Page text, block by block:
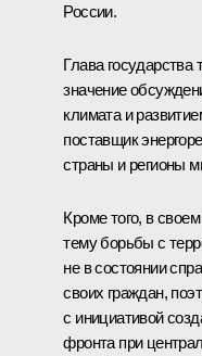
России.
Глава государства
значение
климата и
поставщик
страны и регионы
Кроме того, в
тему борьбы с
не в состоянии
своих граждан,
с инициативой
фронта при